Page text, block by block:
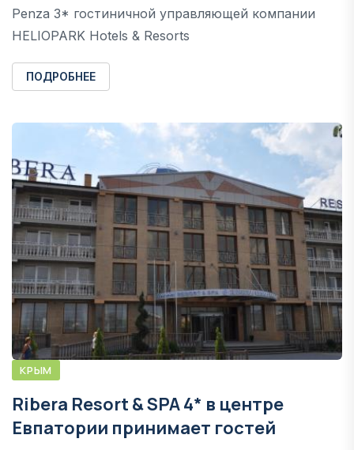
Penza 3* гостиничной управляющей компании
HELIOPARK Hotels & Resorts
ПОДРОБНЕЕ
КРЫМ
Ribera Resort & SPA 4* в центре
Евпатории принимает гостей